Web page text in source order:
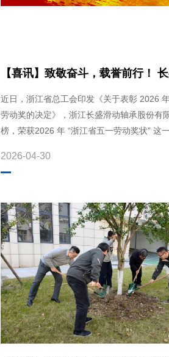
【喜讯】致敬奋斗，载誉前行！
近日，浙江省总工会印发《关于表彰 2026
劳动奖的决定》，浙江长盛滑动轴承股份有
榜，荣获2026 年 “浙江省五一劳动奖状” 这一
2026-04-30